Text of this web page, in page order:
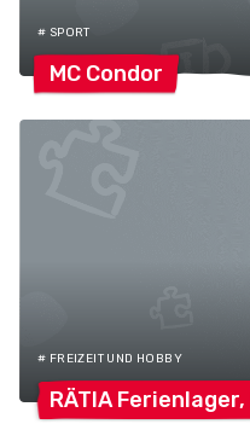
# SPORT
MC Condor
# FREIZEIT UND HOBBY
RÄTIA Ferienlager,